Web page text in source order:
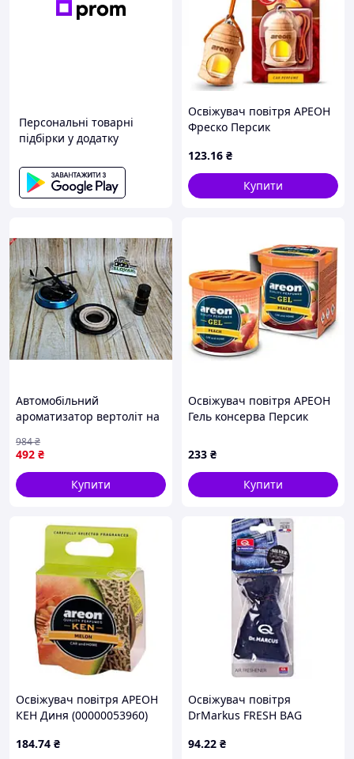
Персональні товарні
підбірки у додатку
Освіжувач повітря АРЕОН
Фреско Персик
123.16 ₴
Купити
Автомобільний
ароматизатор вертоліт на
освіження повітря в
машині
492 ₴
984₴
Купити
Освіжувач повітря АРЕОН
Гель консерва Персик
233 ₴
Купити
Освіжувач повітря АРЕОН
КЕН Диня (00000053960)
184.74 ₴
Освіжувач повітря
DrMarkus FRESH BAG
(00000030426)
94.22 ₴